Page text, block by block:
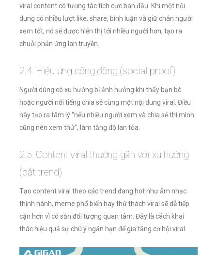
viral content có tương tác tích cực ban đầu. Khi một nội
dung có nhiều lượt like, share, bình luận và giữ chân người
xem tốt, nó sẽ được hiển thị tới nhiều người hơn, tạo ra
chuỗi phản ứng lan truyền.
2.4. Hiệu ứng cộng đồng (social proof)
Người dùng có xu hướng bị ảnh hưởng khi thấy bạn bè
hoặc người nổi tiếng chia sẻ cùng một nội dung viral. Điều
này tạo ra tâm lý “nếu nhiều người xem và chia sẻ thì mình
cũng nên xem thử”, làm tăng độ lan tỏa.
2.5. Content viral thường gắn với xu hướng
(bắt trend)
Tạo content viral theo các trend đang hot như âm nhạc
thịnh hành, meme phổ biến hay thử thách viral sẽ dễ tiếp
cận hơn vì có sẵn đối tượng quan tâm. Đây là cách khai
thác hiệu quả sự chú ý ngắn hạn để gia tăng cơ hội viral.